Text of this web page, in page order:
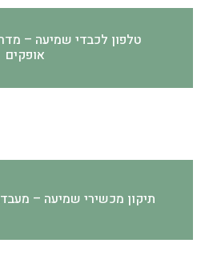
טלפון לכבדי שמיעה –
אופקים
תיקון מכשירי שמיעה –